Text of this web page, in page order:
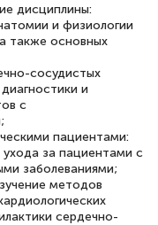
Это
пройти
дисциплины:
и физиологии
также основных
сосудистых
и
с
пациентами:
ухода за пациентами с
заболеваниями;
методов
сердечно-